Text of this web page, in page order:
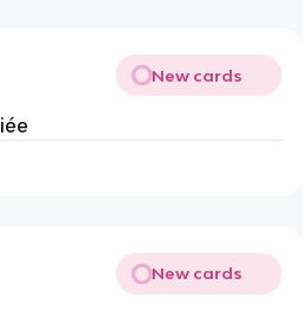
New cards
New cards